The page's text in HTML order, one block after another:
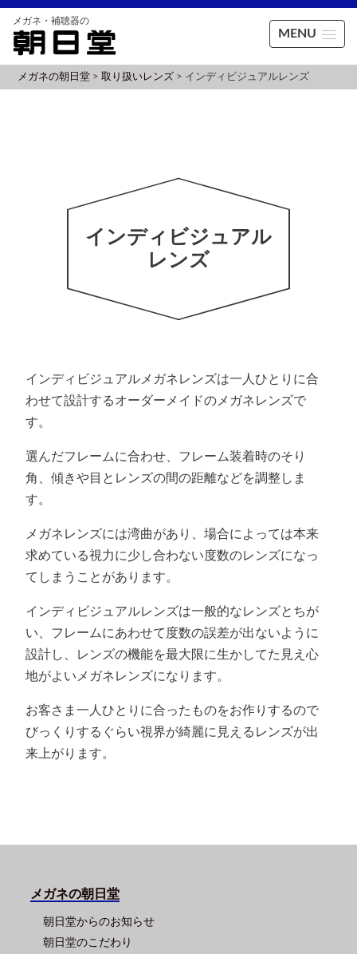
MENU
メガネの朝日堂 >取り扱いレンズ > インディビジュアルレンズ
インディビジュアル
レンズ
インディビジュアルメガネレンズは一人ひとりに合
わせて設計するオーダーメイドのメガネレンズで
す。
選んだフレームに合わせ、フレーム装着時のそり
角、傾きや目とレンズの間の距離などを調整しま
す。
メガネレンズには湾曲があり、場合によっては本来
求めている視力に少し合わない度数のレンズになっ
てしまうことがあります。
インディビジュアルレンズは一般的なレンズとちが
い、フレームにあわせて度数の誤差が出ないように
設計し、レンズの機能を最大限に生かしてた見え心
地がよいメガネレンズになります。
お客さま一人ひとりに合ったものをお作りするので
びっくりするぐらい視界が綺麗に見えるレンズが出
来上がります。
メガネの朝日堂
朝日堂からのお知らせ
朝日堂のこだわり